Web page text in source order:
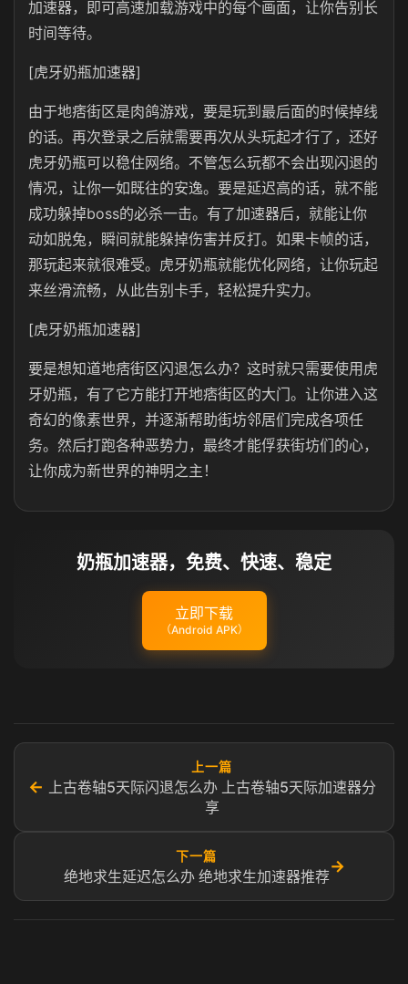
加速器，即可高速加载游戏中的每个画面，让你告别长
时间等待。
[虎牙奶瓶加速器]
由于地痞街区是肉鸽游戏，要是玩到最后面的时候掉线
的话。再次登录之后就需要再次从头玩起才行了，还好
虎牙奶瓶可以稳住网络。不管怎么玩都不会出现闪退的
情况，让你一如既往的安逸。要是延迟高的话，就不能
成功躲掉boss的必杀一击。有了加速器后，就能让你
动如脱兔，瞬间就能躲掉伤害并反打。如果卡帧的话，
那玩起来就很难受。虎牙奶瓶就能优化网络，让你玩起
来丝滑流畅，从此告别卡手，轻松提升实力。
[虎牙奶瓶加速器]
要是想知道地痞街区闪退怎么办？这时就只需要使用虎
牙奶瓶，有了它方能打开地痞街区的大门。让你进入这
奇幻的像素世界，并逐渐帮助街坊邻居们完成各项任
务。然后打跑各种恶势力，最终才能俘获街坊们的心，
让你成为新世界的神明之主！
奶瓶加速器，免费、快速、稳定
立即下载
（Android APK）
←
上一篇
上古卷轴5天际闪退怎么办 上古卷轴5天际加速器分
享
下一篇
绝地求生延迟怎么办 绝地求生加速器推荐
→